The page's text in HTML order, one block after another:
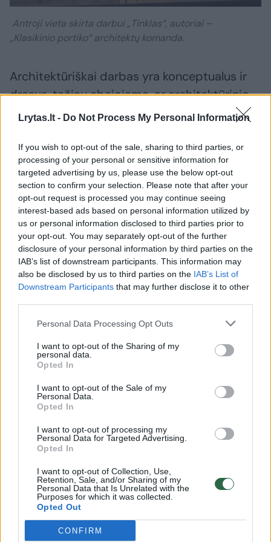
Lrytas.lt - Do Not Process My Personal Information
If you wish to opt-out of the sale, sharing to third parties, or
processing of your personal or sensitive information for
targeted advertising by us, please use the below opt-out
section to confirm your selection. Please note that after your
opt-out request is processed you may continue seeing
interest-based ads based on personal information utilized by
us or personal information disclosed to third parties prior to
your opt-out. You may separately opt-out of the further
disclosure of your personal information by third parties on the
IAB’s list of downstream participants. This information may
also be disclosed by us to third parties on the IAB’s List of
Downstream Participants that may further disclose it to other
Personal Data Processing Opt Outs
I want to opt-out of the Sharing of my
personal data.
Opted In
I want to opt-out of the Sale of my
Personal Data.
Opted In
I want to opt-out of processing my
Personal Data for Targeted Advertising.
Opted In
I want to opt-out of Collection, Use,
Retention, Sale, and/or Sharing of my
Personal Data that Is Unrelated with the
Purposes for which it was collected.
Opted Out
CONFIRM
Antroji vieta skirta darbui „Tinklas“, autoriai –
„Klasikinio portiko“ architektų komanda.
Architektūriškai darbas yra konceptualus ir
drąsus, tačiau abejojama, ar architektūrinio
nebaigtumo įvaizdis yra tinkamas tokio tipo
statybinių pastolių naudoti nepavyks, kas iš
esmės keis detales, todėl keisis ir bendras
pastato vaizdinys. Sprendinių
daugiafunkciškumo požiūriu pastato erdvės
yra lanksčios ir lengvai transformuojamos bei
prisitaikančios.
Trečioji vieta skirta darbui, autorių (Gabrielė
Ekspertinei komisijai šis pasiūlymas
pasirodė urbanistiškai įdomus. Kompleksas
neatrodo kaip vienas pastatas ir Panevėžiui
gali pasiūlyti tai, ko miestas dar neturi.
Siūloma smulkiagrūdė nevienalytė
urbanistinė struktūra iš esmės yra galimas
sprendimas.
Pasiūlymas yra architektūriškai įdomus ir
labai kontrastingas. Pastato planas, kuris
siūlo „labirinto“ tipo praėjimą yra didžiulis
privalumas. Siūlomas naratyvas yra įdomus ir